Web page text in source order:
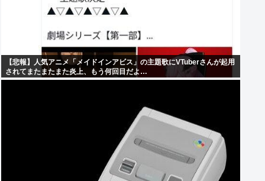
【悲報】人気アニメ「メイドインアビス」の主題歌にVTuberさんが起用
されてまたまたまた炎上、もう何回目だよ…